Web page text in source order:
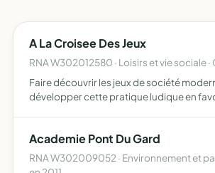
A La Croisee Des Jeux
RNA W302012580 · Loisirs et vie sociale ·
Faire découvrir les jeux de société
développer cette pratique ludique en
Academie Pont Du Gard
RNA W302009052 · Environnement et